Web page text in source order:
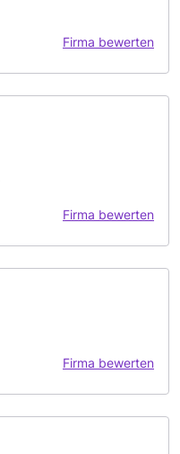
Firma bewerten
Firma bewerten
Firma bewerten